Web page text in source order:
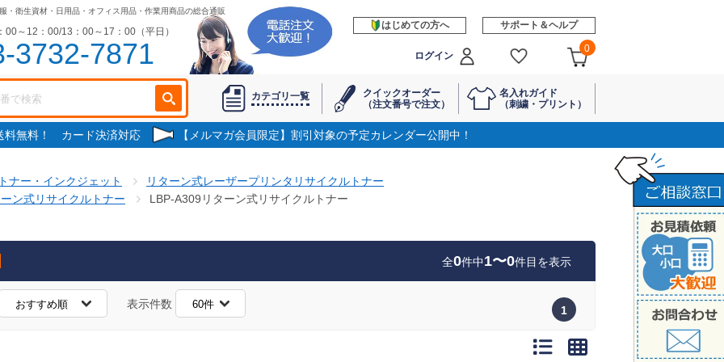
・衛生資材・日用品・オフィス用品・作業用商品の総合通販
00～12：00/13：00～17：00（平日）
3732-7871
はじめての方へ サポート＆ヘルプ
ログイン
0
カテゴリ一覧
クイックオーダー
（注文番号で注文）
名入れガイド
（刺繍・プリント）
料無料！ カード決済対応 【メルマガ会員限定】割引対象の予定カレンダー公開中！
ナー・インクジェット
リターン式レーザープリンタリサイクルトナー
ン式リサイクルトナー
LBP-A309リターン式リサイクルトナー
全0件中1〜0件目を表示
表示件数 1